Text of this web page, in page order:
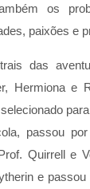
os
paixões e
das
Hermiona e
passou
Quirrell e
e